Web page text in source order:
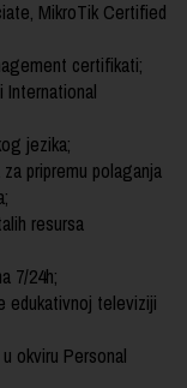
MikroTik Certified
certifikati;
jezika;
pripremu polaganja
resursa
7/24h;
edukativnoj televiziji
okviru Personal